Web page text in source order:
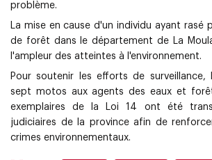
problème.
La mise en cause d'un individu ayant rasé
de forêt dans le département de La
l'ampleur des atteintes à l'environnement.
Pour soutenir les efforts de surveillance,
sept motos aux agents des eaux et
exemplaires de la Loi 14 ont été
judiciaires de la province afin de
crimes environnementaux.